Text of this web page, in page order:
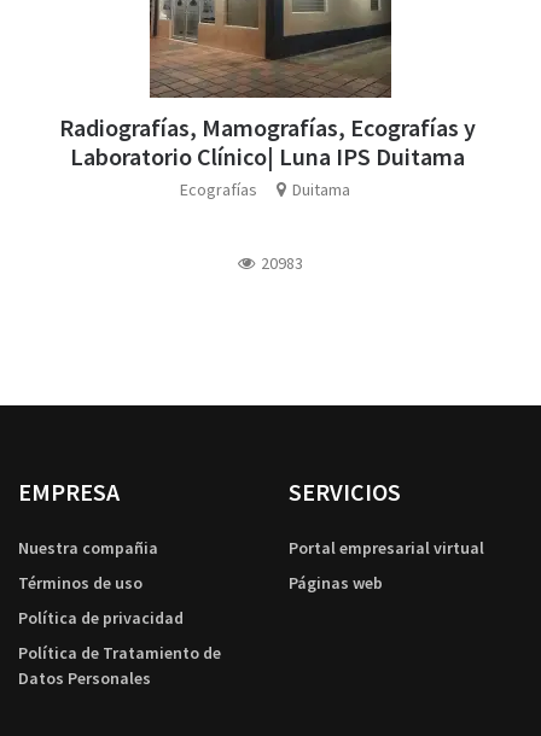
Radiografías, Mamografías, Ecografías y
Laboratorio Clínico| Luna IPS Duitama
Ecografías Duitama
20983
EMPRESA
Nuestra compañia
Términos de uso
Política de privacidad
Política de Tratamiento de
Datos Personales
SERVICIOS
Portal empresarial virtual
Páginas web